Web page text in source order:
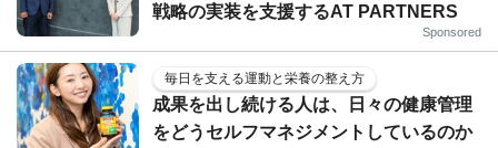
戦略の実装を支援するAT PARTNERS
Sponsored
毎日を支える運動と栄養の整え方
成果を出し続ける人は、日々の健康管理
をどうセルフマネジメントしているのか